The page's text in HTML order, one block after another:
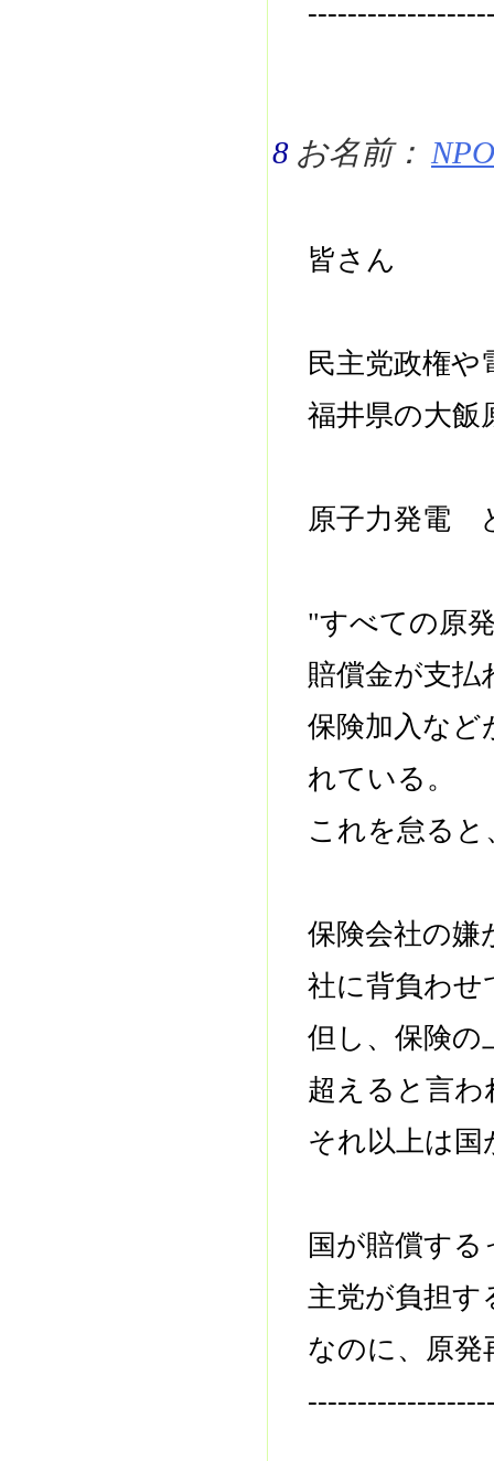
8 お名前：
皆さん
民主党政権
福井県の大飯
原子力発電
"すべての原
賠償金が支払
保険加入など
れている。
これを怠る
保険会社の
社に背負わせ
但し、保険
超えると言わ
それ以上は国
国が賠償す
主党が負担
なのに、原